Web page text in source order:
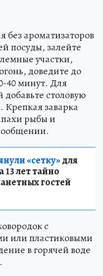
без ароматизаторов
посуды, залейте
участки,
доведите до
40 минут. Для
столовую
заварка
рыбы и
«сетку»для
лет тайно
гостей
с
или пластиковыми
в горячей воде